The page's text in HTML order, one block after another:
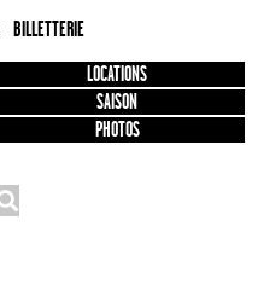
BILLETTERIE
LOCATIONS
SAISON
PHOTOS